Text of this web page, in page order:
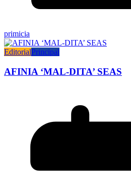
primicia
EditorialPrincipal
AFINIA ‘MAL-DITA’ SEAS